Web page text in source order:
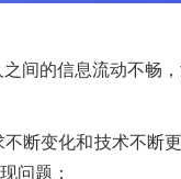
间的信息流动不畅
不断变化和技术不断
问题；